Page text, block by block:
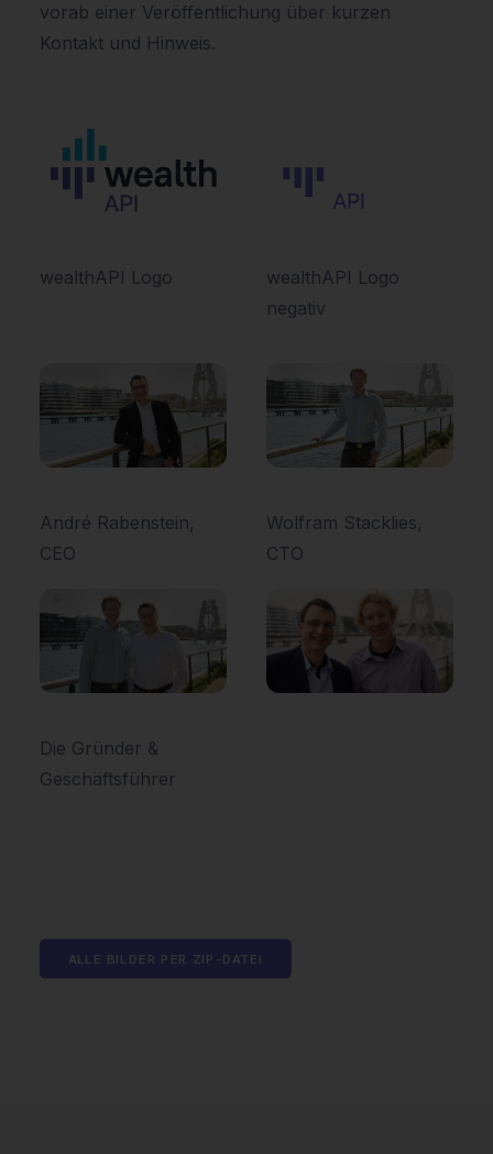
vorab einer Veröffentlichung über kurzen
Kontakt und Hinweis.
wealthAPI Logo
wealthAPI Logo
negativ
André Rabenstein,
CEO
Wolfram Stacklies,
CTO
Die Gründer &
Geschäftsführer
ALLE BILDER PER ZIP-DATEI